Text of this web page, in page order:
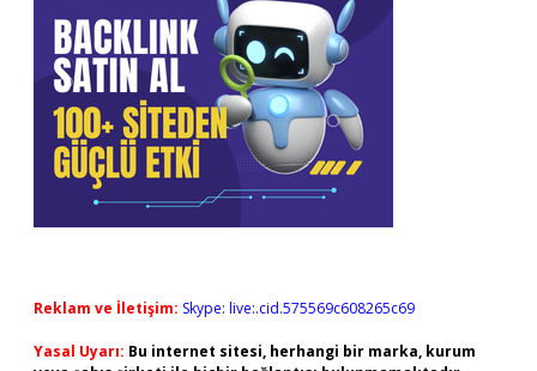
Reklam ve İletişim: Skype: live:.cid.575569c608265c69
Yasal Uyarı: Bu internet sitesi, herhangi bir marka, kurum